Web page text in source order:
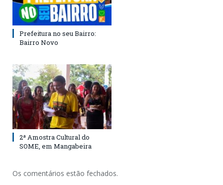
Prefeitura no seu Bairro:
Bairro Novo
2ª Amostra Cultural do
SOME, em Mangabeira
Os comentários estão fechados.